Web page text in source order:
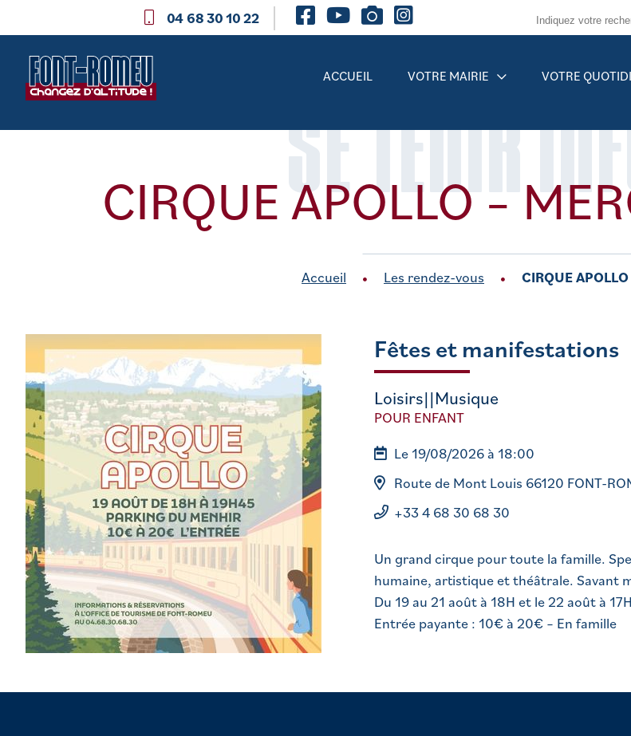
04 68 30 10 22
ACCUEIL VOTRE MAIRIE VOTRE
SE TENIR
CIRQUE APOLLO –
Accueil Les rendez-vous CIRQUE
Fêtes et manifestations
Loisirs||Musique
POUR ENFANT
Le 19/08/2026 à 18:00
Route de Mont Louis 66120 FONT-
+33 4 68 30 68 30
Un grand cirque pour toute la famille.
humaine, artistique et théâtrale. Savant
Du 19 au 21 août à 18H et le 22 août à 17H
Entrée payante : 10€ à 20€ – En famille